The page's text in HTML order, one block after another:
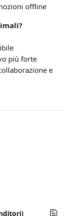
offline
più forte
e